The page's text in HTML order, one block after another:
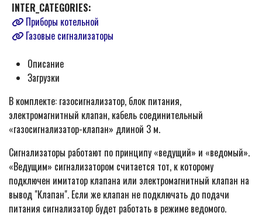
INTER_CATEGORIES:
Приборы котельной
Газовые сигнализаторы
Описание
Загрузки
В комплекте: газосигнализатор, блок питания,
электромагнитный клапан, кабель соединительный
«газосигнализатор-клапан» длиной 3 м.
Сигнализаторы работают по принципу «ведущий» и «ведомый».
«Ведущим» сигнализатором считается тот, к которому
подключен имитатор клапана или электромагнитный клапан на
вывод "Клапан". Если же клапан не подключать до подачи
питания сигнализатор будет работать в режиме ведомого.